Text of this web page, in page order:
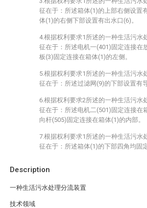
Description
一种生活污水处理分流装置
技术领域
征在于：所述箱体(1)的上部右侧设置
体(1)的右侧下部设置有出水口(6)。
4.根据权利要求1所述的一种生活污水
征在于：所述电机一(401)固定连接在
板(3)固定连接在箱体(1)的左侧。
5.根据权利要求1所述的一种生活污水
征在于：所述过滤网(9)的下部设置有
6.根据权利要求2所述的一种生活污水
征在于：所述电机二(501)固定连接在
向杆(505)固定连接在箱体(1)的内部。
7.根据权利要求1所述的一种生活污水
征在于：所述箱体(1)的下部四角均固